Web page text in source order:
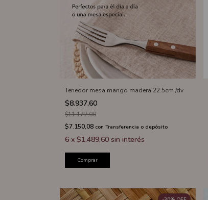
Tenedor mesa mango madera 22.5cm /dv
$8.937,60
$11.172,00
$7.150,08 con Transferencia o depósito
6 x $1.489,60 sin interés
Comprar